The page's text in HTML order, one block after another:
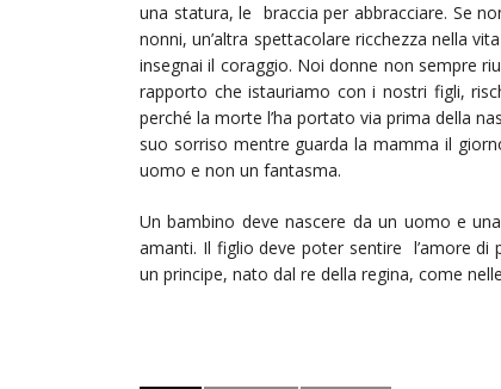
una statura, le braccia per abbracciare. Se
nonni, un’altra spettacolare ricchezza nella
insegnai il coraggio. Noi donne non sempre
rapporto che istauriamo con i nostri figli,
perché la morte l’ha portato via prima della
suo sorriso mentre guarda la mamma il
uomo e non un fantasma.
Un bambino deve nascere da un uomo e
amanti. Il figlio deve poter sentire l’amore di
un principe, nato dal re della regina, come